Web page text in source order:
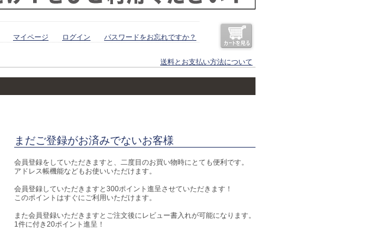
マイページ ログイン パスワードをお忘れですか？
送料とお支払い方法について
まだご登録がお済みでないお客様
会員登録をしていただきますと、二度目のお買い物時にとても便利です。
アドレス帳機能などもお使いいただけます。
会員登録していただきますと300ポイント進呈させていただきます！
このポイントはすぐにご利用いただけます。
また会員登録いただきますとご注文後にレビュー書入れが可能になります。
1件に付き20ポイント進呈！